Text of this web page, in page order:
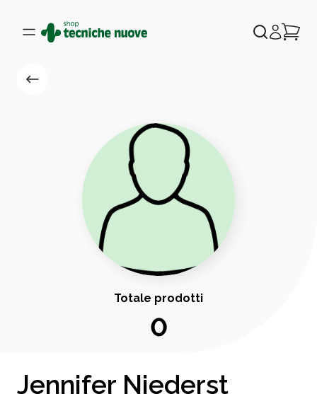
Totale prodotti
0
Jennifer Niederst